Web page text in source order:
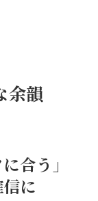
余韻
合う」
に